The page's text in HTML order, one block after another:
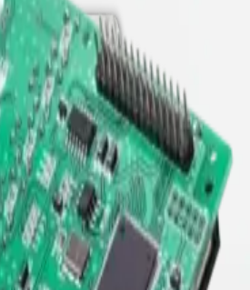
für dynamische Systeme - ideal für
und funktionskritische
für anspruchsvolle
mit transparenter